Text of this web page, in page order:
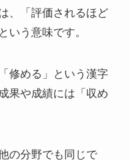
、「評価されるほど
いう意味です。
修める」という漢字
果や成績には「収め
の分野でも同じで